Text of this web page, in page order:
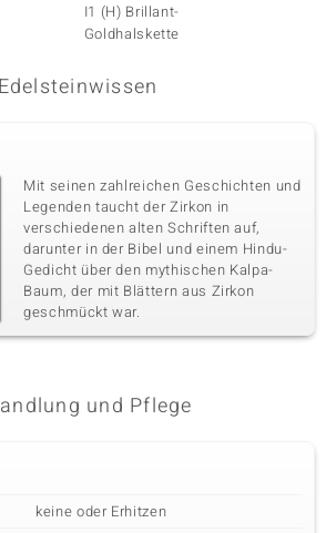
Schliff
Rundschliff
Kambodscha
Anzahl und Größe
16 à 1,1 mm
Schliff
Rundschliff
Herkunft
Kambodscha
Anzahl und Größe
35 à 1 mm
Kambodscha
I1 (H) Brillant-
Goldhalskette
Edelsteinwissen
Mit seinen zahlreichen Geschichten und
Legenden taucht der Zirkon in
verschiedenen alten Schriften auf,
darunter in der Bibel und einem Hindu-
Gedicht über den mythischen Kalpa-
Baum, der mit Blättern aus Zirkon
geschmückt war.
und Pflege
keine oder Erhitzen